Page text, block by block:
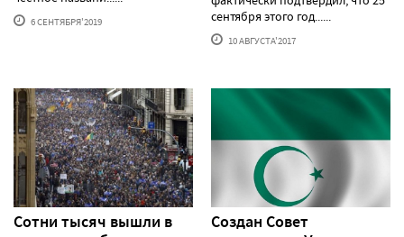
6 СЕНТЯБРЯ'2019
сентября этого год......
10 АВГУСТА'2017
Сотни тысяч вышли в
Создан Совет